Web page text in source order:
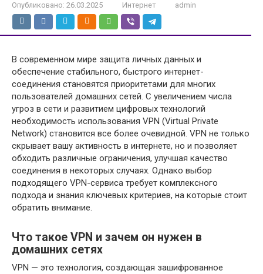
Опубликовано: 26.03.2025 Интернет admin
В современном мире защита личных данных и
обеспечение стабильного, быстрого интернет-
соединения становятся приоритетами для многих
пользователей домашних сетей. С увеличением числа
угроз в сети и развитием цифровых технологий
необходимость использования VPN (Virtual Private
Network) становится все более очевидной. VPN не только
скрывает вашу активность в интернете, но и позволяет
обходить различные ограничения, улучшая качество
соединения в некоторых случаях. Однако выбор
подходящего VPN-сервиса требует комплексного
подхода и знания ключевых критериев, на которые стоит
обратить внимание.
Что такое VPN и зачем он нужен в
домашних сетях
VPN — это технология, создающая зашифрованное